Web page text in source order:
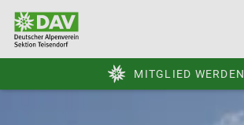
MITGLIED WERDEN